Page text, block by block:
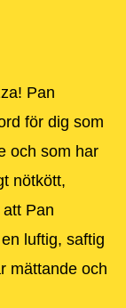
Pan
för dig som
och som har
nötkött,
Pan
luftig, saftig
mättande och